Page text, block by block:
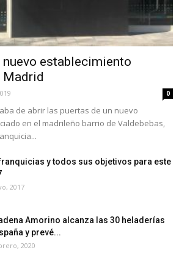
nuevo establecimiento
0
de abrir las puertas de un nuevo
en el madrileño barrio de Valdebebas,
y todos sus objetivos para este
2017
Amorino alcanza las 30 heladerías
y prevé...
2020